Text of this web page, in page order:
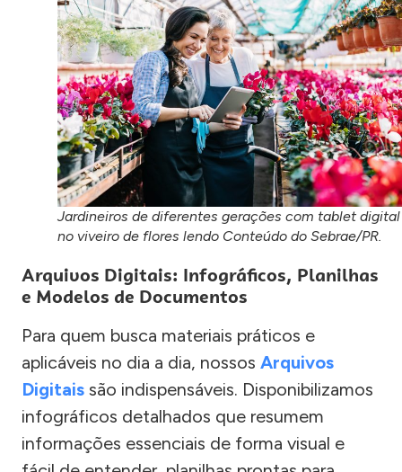
Jardineiros de diferentes gerações com tablet digital
no viveiro de flores lendo Conteúdo do Sebrae/PR.
Arquivos Digitais: Infográficos, Planilhas
e Modelos de Documentos
Para quem busca materiais práticos e
aplicáveis no dia a dia, nossos Arquivos
Digitais são indispensáveis. Disponibilizamos
infográficos detalhados que resumem
informações essenciais de forma visual e